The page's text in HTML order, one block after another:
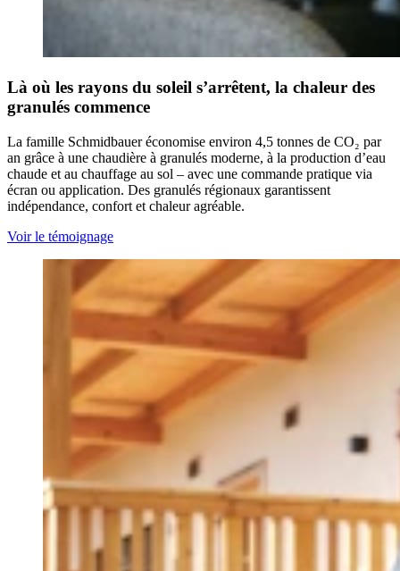
Là où les rayons du soleil s’arrêtent, la chaleur des
granulés commence
La famille Schmidbauer économise environ 4,5 tonnes de CO₂ par
an grâce à une chaudière à granulés moderne, à la production d’eau
chaude et au chauffage au sol – avec une commande pratique via
écran ou application. Des granulés régionaux garantissent
indépendance, confort et chaleur agréable.
Voir le témoignage